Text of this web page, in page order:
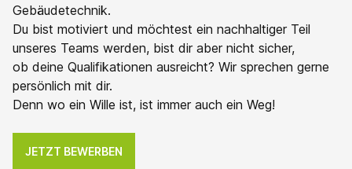
Gebäudetechnik.
Du bist motiviert und möchtest ein nachhaltiger Teil
unseres Teams werden, bist dir aber nicht sicher,
ob deine Qualifikationen ausreicht? Wir sprechen gerne
persönlich mit dir.
Denn wo ein Wille ist, ist immer auch ein Weg!
JETZT BEWERBEN